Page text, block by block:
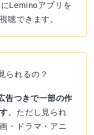
Leminoアプリを
聴できます。
られるの？
告つきで一部の作
。ただし見られ
・ドラマ・アニ